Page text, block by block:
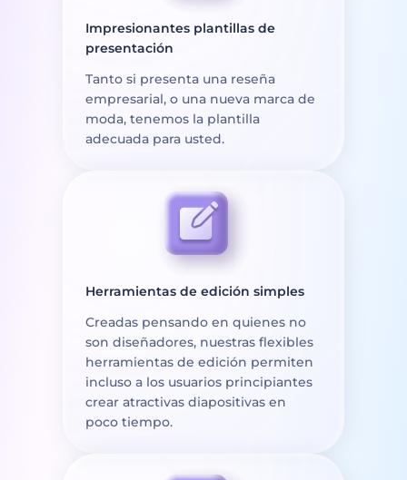
Impresionantes plantillas de
presentación
Tanto si presenta una reseña
empresarial, o una nueva marca de
moda, tenemos la plantilla
adecuada para usted.
Herramientas de edición simples
Creadas pensando en quienes no
son diseñadores, nuestras flexibles
herramientas de edición permiten
incluso a los usuarios principiantes
crear atractivas diapositivas en
poco tiempo.